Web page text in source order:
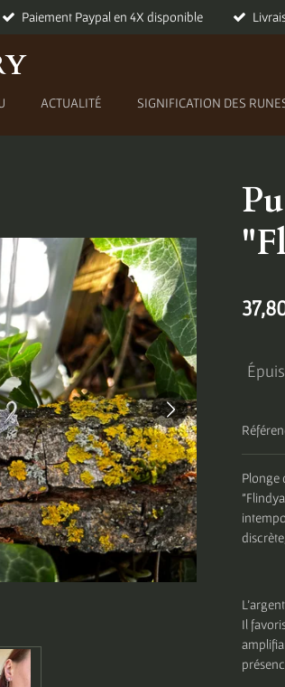
Paiement Paypal en 4X disponible
ACTUALITÉ SIGNIFICATION DES
Plonge
Il